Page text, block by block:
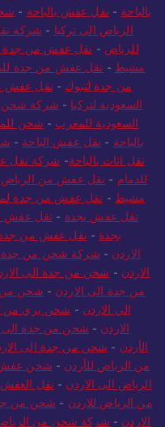
تركيا- نقل عفش بالباحة-
بالباحة
-نقل عفش بالباحة -
الرياض الى تركيا- شركة
للرياض - نقل عفش من جدة
مشيط -نقل عفش من جدة
من جدة لتبوك-نقل عفش
السعودية لتركيا
- شركة شحن
السعودية للمغرب
- شحن
بالباحة- نقل عفش الباحة-
نقل اثاث بالباحة- شركة نقل
للدمام - نقل عفش من الرياض
مشيط- نقل عفش من جدة
نقل عفش بجدة - نقل عفش
بجدة- نقل عفش من جدة
الاردن - شركة شحن من جدة
الاردن-شحن من جدة الى
من جدة الى الاردن- شحن من
الي الاردن - شحن بري من
الاردن - شحن من جدة الى
الأردن
-شحن من جدة الى
من الرياض للأردن -شحن عفش
الرياض الى الاردن -نقل العفش
من الرياض للاردن - شحن من